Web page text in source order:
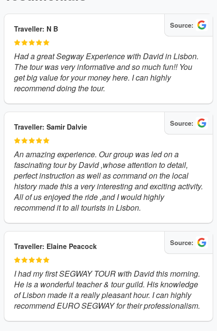
Traveller: N B Source:
Had a great Segway Experience with David in Lisbon.
The tour was very informative and so much fun!! You
get big value for your money here. I can highly
recommend doing the tour.
Traveller: Samir Dalvie Source:
An amazing experience. Our group was led on a
fascinating tour by David ,whose attention to detail,
perfect instruction as well as command on the local
history made this a very interesting and exciting activity.
All of us enjoyed the ride ,and I would highly
recommend it to all tourists in Lisbon.
Traveller: Elaine Peacock Source:
I had my first SEGWAY TOUR with David this morning.
He is a wonderful teacher & tour guild. His knowledge
of Lisbon made it a really pleasant hour. I can highly
recommend EURO SEGWAY for their professionalism.